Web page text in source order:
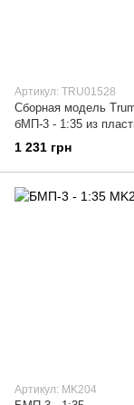
Артикул: TRU01528
Сборная модель
бМП-3 - 1:35 из
военные
1 231 грн
Артикул: MK204